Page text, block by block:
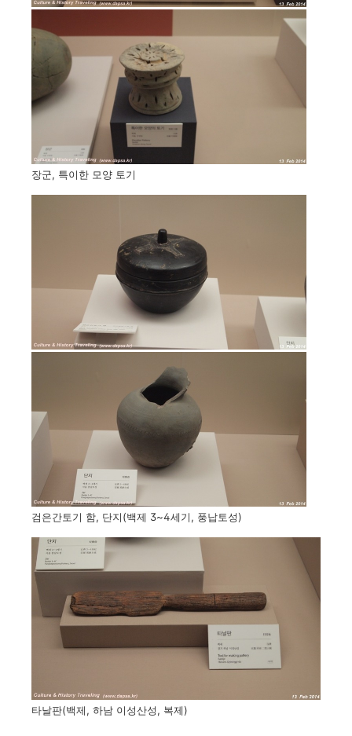
장군, 특이한 모양 토기
검은간토기 함, 단지(백제 3~4세기, 풍납토성)
타날판(백제, 하남 이성산성, 복제)